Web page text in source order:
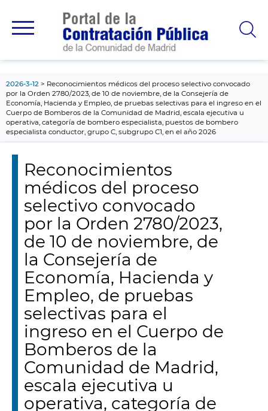
principal
2026-3-12
Reconocimientos médicos del proceso selectivo convocado
por la Orden 2780/2023, de 10 de noviembre, de la Consejería de
Economía, Hacienda y Empleo, de pruebas selectivas para el ingreso en el
Cuerpo de Bomberos de la Comunidad de Madrid, escala ejecutiva u
operativa, categoría de bombero especialista, puestos de bombero
especialista conductor, grupo C, subgrupo C1, en el año 2026
Reconocimientos
médicos del proceso
selectivo convocado
por la Orden 2780/2023,
de 10 de noviembre, de
la Consejería de
Economía, Hacienda y
Empleo, de pruebas
selectivas para el
ingreso en el Cuerpo de
Bomberos de la
Comunidad de Madrid,
escala ejecutiva u
operativa, categoría de